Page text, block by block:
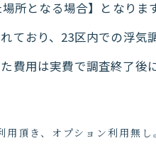
所となる場合】となります
ており、23区内での浮気
費用は実費で調査終了後
頂き、オプション利用無し